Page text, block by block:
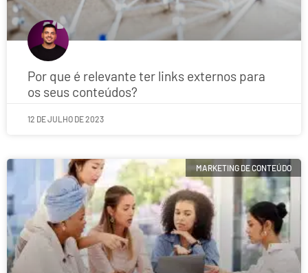
Por que é relevante ter links externos para
os seus conteúdos?
12 DE JULHO DE 2023
MARKETING DE CONTEÚDO